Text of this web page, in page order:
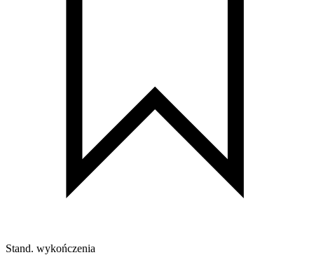
Stand. wykończenia